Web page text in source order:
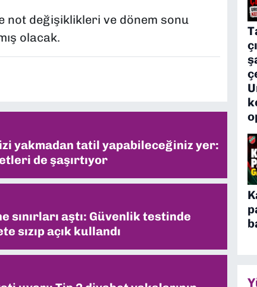
not değişiklikleri ve dönem sonu
olacak.
yakmadan tatil yapabileceğiniz yer:
de şaşırtıyor
sınırları aştı: Güvenlik testinde
sızıp açık kullandı